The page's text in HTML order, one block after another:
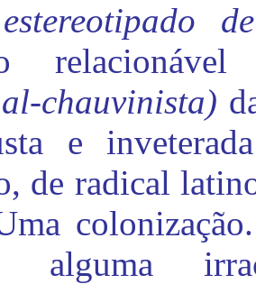
chauvinista)
e
de radical
alguma